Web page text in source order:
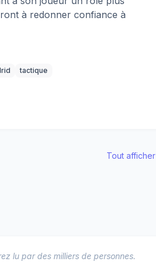
à redonner confiance à
tactique
Tout afficher
lu par des milliers de personnes.